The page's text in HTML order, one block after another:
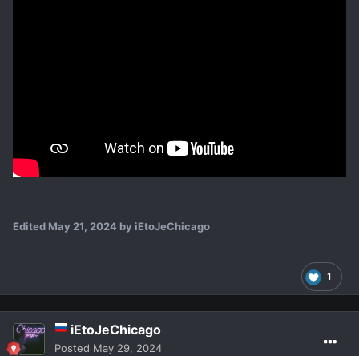
Edited May 21, 2024 by iEtoJeChicago
1
iEtoJeChicago
Posted May 29, 2024